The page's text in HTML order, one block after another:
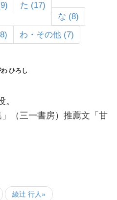
た (17)
な (8)
わ・その他 (7)
ひろし
（三一書房）推薦文「甘
綾辻 行人»